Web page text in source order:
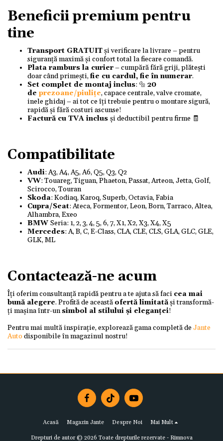
Beneficii premium pentru
tine
Transport GRATUITși verificare la livrare – pentru
siguranță maximă și confort total la fiecare comandă.
Plata ramburs la curier– cumpără fără griji, plătești
doar când primești,fie cu cardul, fie în numerar.
Set complet de montaj inclus: 🔩 20
de prezoane/piulițe, capace centrale, valve cromate,
inele ghidaj – ai tot ce îți trebuie pentru o montare sigură,
rapidă și fără costuri ascunse!
Factură cu TVA inclus și deductibil pentru firme 🧾
Compatibilitate
Audi: A3, A4, A5, A6, Q5, Q3, Q2
VW: Touareg, Tiguan, Phaeton, Passat, Arteon, Jetta, Golf,
Scirocco, Touran
Skoda: Kodiaq, Karoq, Superb, Octavia, Fabia
Cupra/Seat: Ateca, Formentor, Leon, Born, Tarraco, Altea,
Alhambra, Exeo
BMW Seria: 1, 2, 3, 4, 5, 6, 7, X1, X2, X3, X4, X5
Mercedes: A, B, C, E-Class, CLA, CLE, CLS, GLA, GLC, GLE,
GLK, ML
Contactează-ne acum
Îți oferim consultanță rapidă pentru a te ajuta să faci cea mai
bună alegere. Profită de această ofertă limitatăși transformă-
ți mașina într-unsimbol al stilului și eleganței!
Pentru mai multă inspirație, explorează gama completă deJante
Autodisponibile în magazinul nostru!
Acasă Magazin Jante Despre Noi Mai Mult
Drepturi de autor © 2026 Toate drepturile rezervate - Rimnova